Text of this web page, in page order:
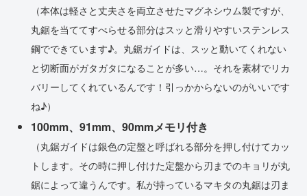
（本体は軽さと丈夫さを両立させたマグネシウム製ですが、
丸鋸を当ててすべらせる部分はスッと滑りやすいステンレス
鋼でできています♪。丸鋸ガイドは、スッと動いてくれない
と切断面がガタガタになることが多い…。それを素材でリカ
バリーしてくれているんです！引っかからないのがいいです
ね♪）
100mm、91mm、90mmメモリ付き
（丸鋸ガイドは銀色の定盤と呼ばれる部分を押し付けてカッ
トします。その時に押し付けた定盤から刃までのキョリが丸
鋸によって違うんです。私が持っているマキタの丸鋸は刃ま